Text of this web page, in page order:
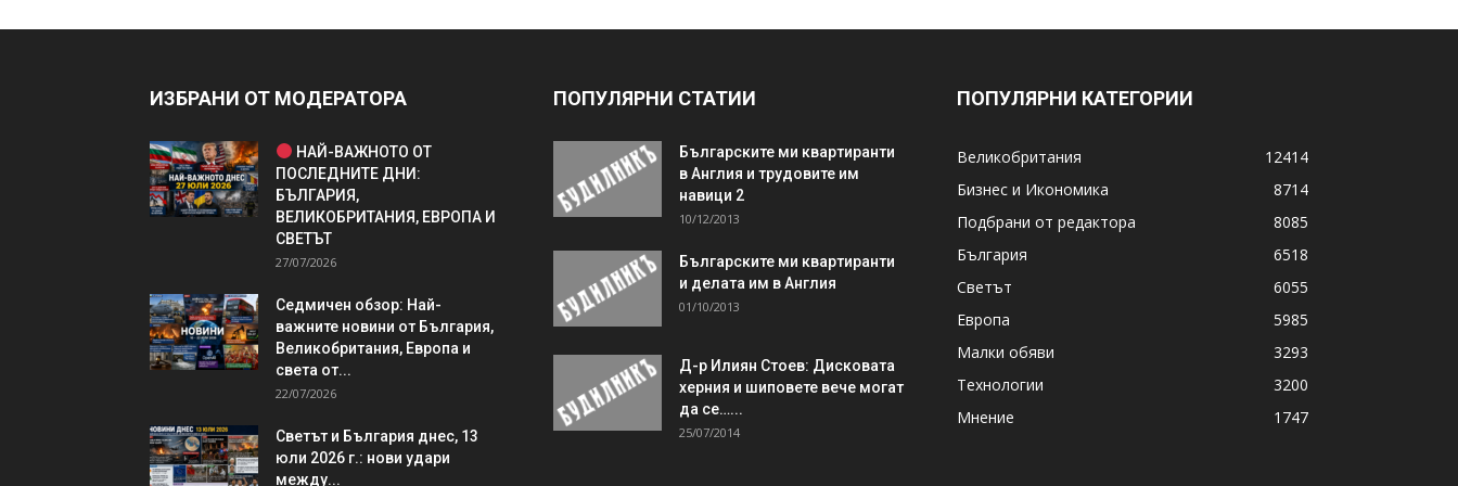
ИЗБРАНИ ОТ МОДЕРАТОРА
НАЙ-ВАЖНОТО ОТ
ПОСЛЕДНИТЕ ДНИ:
БЪЛГАРИЯ,
ВЕЛИКОБРИТАНИЯ, ЕВРОПА И
СВЕТЪТ
27/07/2026
Седмичен обзор: Най-
важните новини от България,
Великобритания, Европа и
света от...
22/07/2026
Светът и България днес, 13
юли 2026 г.: нови удари
между...
ПОПУЛЯРНИ СТАТИИ
Българските ми квартиранти
в Англия и трудовите им
навици 2
10/12/2013
Българските ми квартиранти
и делата им в Англия
01/10/2013
Д-р Илиян Стоев: Дисковата
херния и шиповете вече могат
да се…...
25/07/2014
ПОПУЛЯРНИ КАТЕГОРИИ
Великобритания
12414
Бизнес и Икономика
8714
Подбрани от редактора
8085
България
6518
Светът
6055
Европа
5985
Малки обяви
3293
Технологии
3200
Мнение
1747